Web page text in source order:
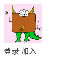
登录 加入